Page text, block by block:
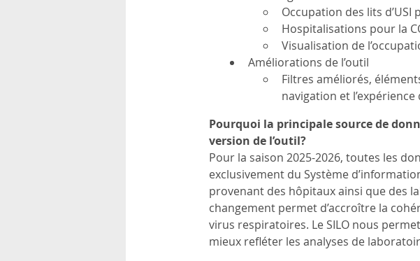
Occupation des lits d’USI
Hospitalisations pour la
Visualisation de
Améliorations de l’outil
Filtres améliorés,
navigation et
Pourquoi la principale source de
version de l’outil?
Pour la saison 2025-2026, toutes les
exclusivement du Système
provenant des hôpitaux ainsi que des
changement permet d’accroître la
virus respiratoires. Le SILO nous
mieux refléter les analyses de